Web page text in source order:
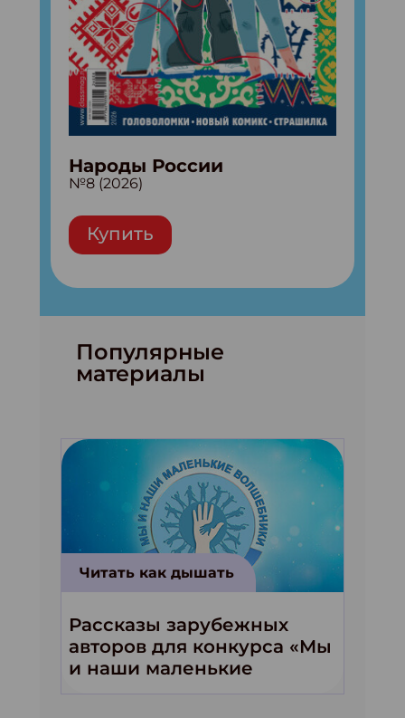
Народы России
№8 (2026)
Купить
Популярные
материалы
Читать как дышать
Рассказы зарубежных
авторов для конкурса «Мы
и наши маленькие
волшебники!»